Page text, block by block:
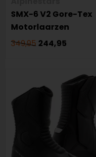
SMX-6 V2 Gore-Tex
Motorlaarzen
349,95 244,95